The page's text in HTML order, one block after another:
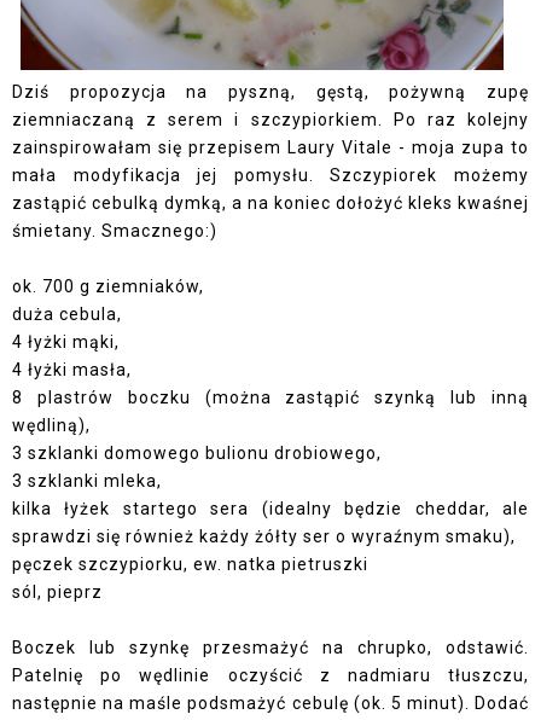
Dziś propozycja na pyszną, gęstą, pożywną zupę
ziemniaczaną z serem i szczypiorkiem. Po raz kolejny
zainspirowałam się przepisem Laury Vitale - moja zupa to
mała modyfikacja jej pomysłu. Szczypiorek możemy
zastąpić cebulką dymką, a na koniec dołożyć kleks kwaśnej
śmietany. Smacznego:)
ok. 700 g ziemniaków,
duża cebula,
4 łyżki mąki,
4 łyżki masła,
8 plastrów boczku (można zastąpić szynką lub inną
wędliną),
3 szklanki domowego bulionu drobiowego,
3 szklanki mleka,
kilka łyżek startego sera (idealny będzie cheddar, ale
sprawdzi się również każdy żółty ser o wyraźnym smaku),
pęczek szczypiorku, ew. natka pietruszki
sól, pieprz
Boczek lub szynkę przesmażyć na chrupko, odstawić.
Patelnię po wędlinie oczyścić z nadmiaru tłuszczu,
następnie na maśle podsmażyć cebulę (ok. 5 minut). Dodać